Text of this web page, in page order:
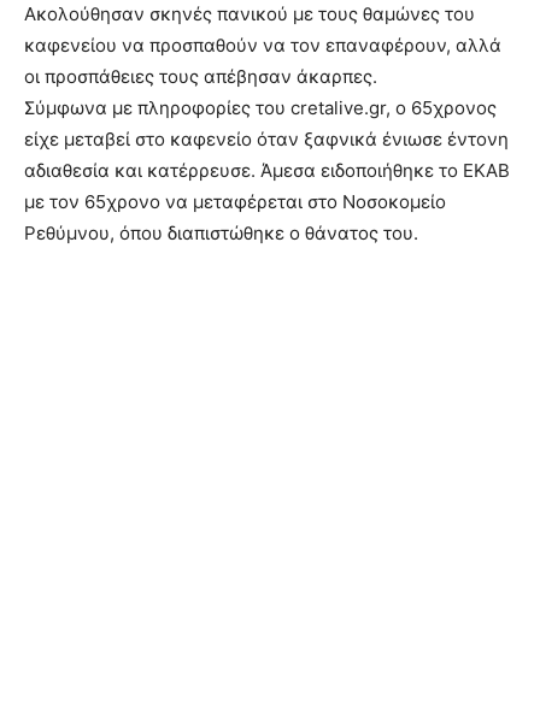
Ακολούθησαν σκηνές πανικού με τους θαμώνες του
καφενείου να προσπαθούν να τον επαναφέρουν, αλλά
οι προσπάθειες τους απέβησαν άκαρπες.
Σύμφωνα με πληροφορίες του cretalive.gr, ο 65χρονος
είχε μεταβεί στο καφενείο όταν ξαφνικά ένιωσε έντονη
αδιαθεσία και κατέρρευσε. Άμεσα ειδοποιήθηκε το ΕΚΑΒ
με τον 65χρονο να μεταφέρεται στο Νοσοκομείο
Ρεθύμνου, όπου διαπιστώθηκε ο θάνατος του.